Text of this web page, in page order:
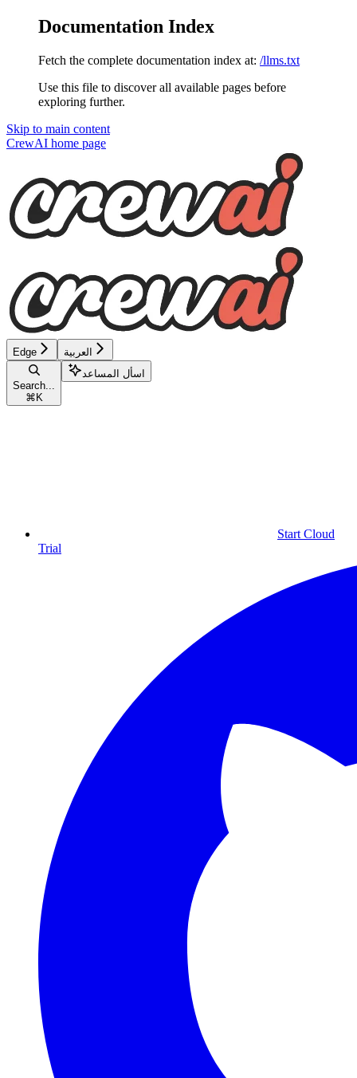
Documentation Index
Fetch the complete documentation index at: /llms.txt
Use this file to discover all available pages before
exploring further.
Skip to main content
CrewAI home page
Edge العربية
Search...
⌘ K
اسأل المساعد
Start Cloud
Trial